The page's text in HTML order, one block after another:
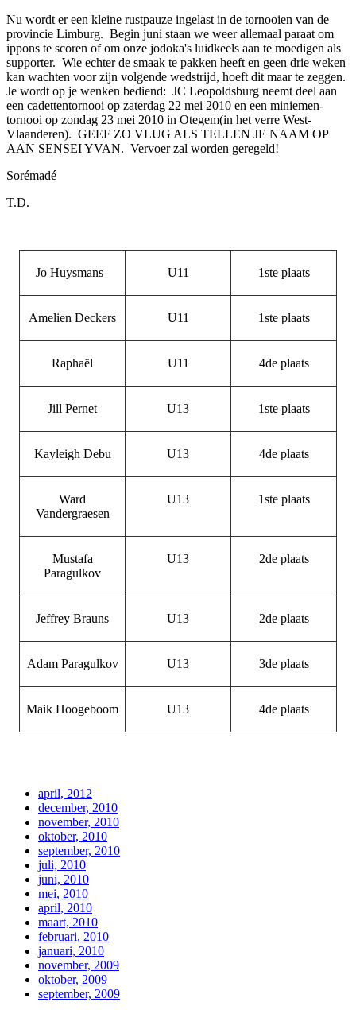
Nu wordt er een kleine rustpauze ingelast in de tornooien van de
provincie Limburg. Begin juni staan we weer allemaal paraat om
ippons te scoren of om onze jodoka's luidkeels aan te moedigen als
supporter. Wie echter de smaak te pakken heeft en geen drie weken
kan wachten voor zijn volgende wedstrijd, hoeft dit maar te zeggen.
Je wordt op je wenken bediend: JC Leopoldsburg neemt deel aan
een cadettentornooi op zaterdag 22 mei 2010 en een miniemen-
tornooi op zondag 23 mei 2010 in Otegem(in het verre West-
Vlaanderen). GEEF ZO VLUG ALS TELLEN JE NAAM OP
AAN SENSEI YVAN. Vervoer zal worden geregeld!
Sorémadé
T.D.
Jo Huysmans U11 1ste plaats
Amelien Deckers U11 1ste plaats
Raphaël U11 4de plaats
Jill Pernet U13 1ste plaats
Kayleigh Debu U13 4de plaats
Ward
Vandergraesen
U13 1ste plaats
Mustafa
Paragulkov
U13 2de plaats
Jeffrey Brauns U13 2de plaats
Adam Paragulkov U13 3de plaats
Maik Hoogeboom U13 4de plaats
april, 2012
december, 2010
november, 2010
oktober, 2010
september, 2010
juli, 2010
juni, 2010
mei, 2010
april, 2010
maart, 2010
februari, 2010
januari, 2010
november, 2009
oktober, 2009
september, 2009